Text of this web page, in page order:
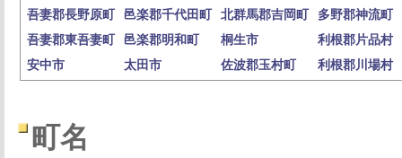
吾妻郡長野原町
邑楽郡千代田町 北群馬郡吉岡町
多野郡神流町
吾妻郡東吾妻町
邑楽郡明和町 桐生市
利根郡片品村
安中市
太田市 佐波郡玉村町 利根郡川場村
町名